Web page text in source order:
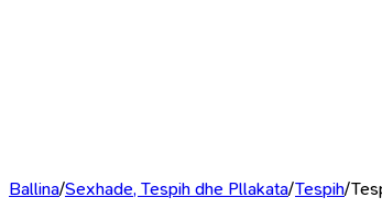
Ballina/Sexhade, Tespih dhe Pllakata/Tespih/